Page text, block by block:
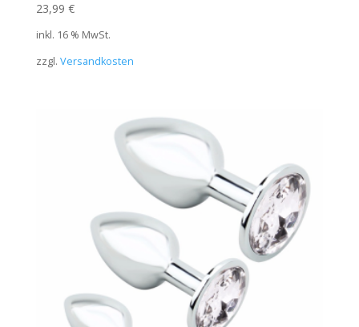
23,99 €
inkl. 16 % MwSt.
zzgl. Versandkosten